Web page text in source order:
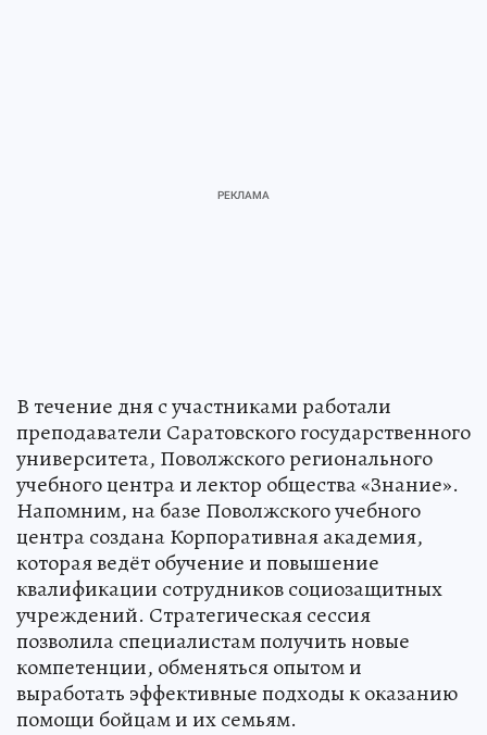
В течение дня с участниками работали
преподаватели Саратовского государственного
университета, Поволжского регионального
учебного центра и лектор общества «Знание».
Напомним, на базе Поволжского учебного
центра создана Корпоративная академия,
которая ведёт обучение и повышение
квалификации сотрудников социозащитных
учреждений. Стратегическая сессия
позволила специалистам получить новые
компетенции, обменяться опытом и
выработать эффективные подходы к оказанию
помощи бойцам и их семьям.